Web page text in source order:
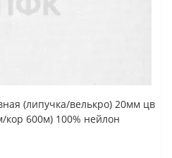
(липучка/велькро) 20мм цв
кор 600м) 100% нейлон